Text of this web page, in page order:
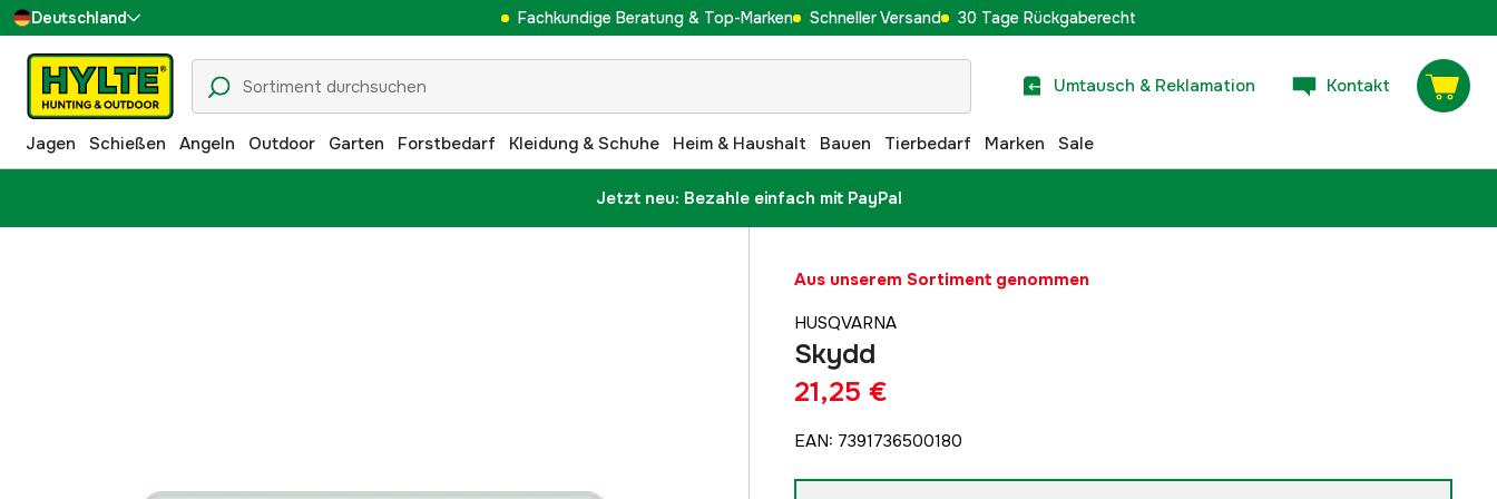
Deutschland
Sverige
Danmark
Suomi
Fachkundige Beratung & Top-Marken Schneller Versand 30 Tage Rückgaberecht
Umtausch & Reklamation Kontakt
Jagen Schießen Angeln Outdoor Garten Forstbedarf Kleidung & Schuhe Heim & Haushalt Bauen Tierbedarf Marken Sale
Jetzt neu: Bezahle einfach mit PayPal
Aus unserem Sortiment genommen
HUSQVARNA
Skydd
21,25 €
EAN: 7391736500180